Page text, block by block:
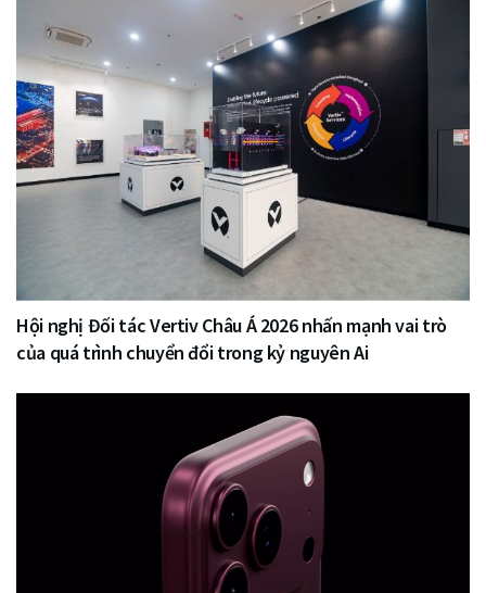
Hội nghị Đối tác Vertiv Châu Á 2026 nhấn mạnh vai trò
của quá trình chuyển đổi trong kỷ nguyên Ai